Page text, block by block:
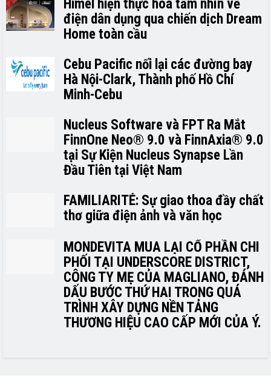
Himel hiện thực hóa tầm nhìn về
điện dân dụng qua chiến dịch Dream
Home toàn cầu
Cebu Pacific nối lại các đường bay
Hà Nội-Clark, Thành phố Hồ Chí
Minh-Cebu
Nucleus Software và FPT Ra Mắt
FinnOne Neo® 9.0 và FinnAxia® 9.0
tại Sự Kiện Nucleus Synapse Lần
Đầu Tiên tại Việt Nam
FAMILIARITÉ: Sự giao thoa đầy chất
thơ giữa điện ảnh và văn học
MONDEVITA MUA LẠI CỔ PHẦN CHI
PHỐI TẠI UNDERSCORE DISTRICT,
CÔNG TY MẸ CỦA MAGLIANO, ĐÁNH
DẤU BƯỚC THỨ HAI TRONG QUÁ
TRÌNH XÂY DỰNG NỀN TẢNG
THƯƠNG HIỆU CAO CẤP MỚI CỦA Ý.